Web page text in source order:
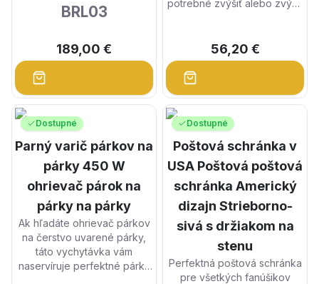
BRL03
3-stupňový 32,89 mm (1
palec) sedimentový filter,
blok s aktívnym uhlím
Vodný filter NW-BRL03 bol
špeciálne navrhnutý na
rýchle a jednoduché použitie
mierne znečistenej pitnej
189,00 €
potrebné zvýšiť alebo zvýšiť
reverznej osmózy alebo v
prípade, že sa musí zvýšiť
objem vysoko čistej vody.
Membránové posilňovacie
čerpadlo zvyšuje tlak vody
vo vašom RO-systéme a tým
zvyšuje kvalitu a množstvo
generovanej vysoko čistej
vody.
56,20 €
Dostupné
Parný varič párkov na
párky 450 W
ohrievač párok na
párky na párky
Ak hľadáte ohrievač párkov
na čerstvo uvarené párky,
táto vychytávka vám
naservíruje perfektné párky
Dostupné
Poštová schránka v
USA Poštová poštová
schránka Americký
dizajn Strieborno-
sivá s držiakom na
stenu
Perfektná poštová schránka
pre všetkých fanúšikov